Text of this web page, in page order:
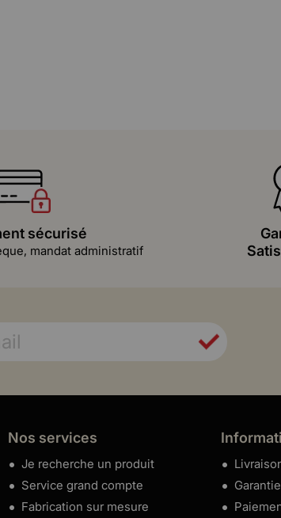
sécurisé
mandat administratif
Nos services
Je recherche un produit
Service grand compte
Fabrication sur mesure